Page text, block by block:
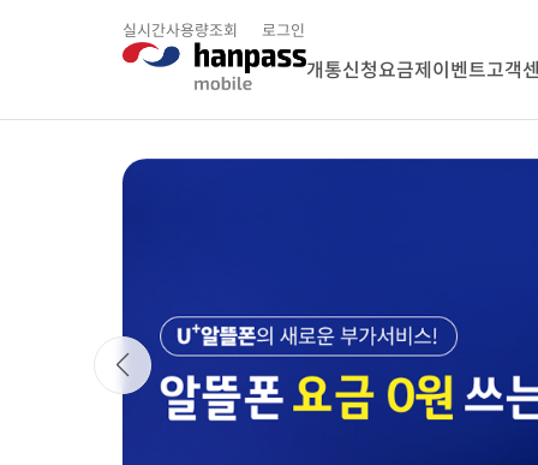
실시간사용량조회 로그인
개통신청요금제 이벤트고객